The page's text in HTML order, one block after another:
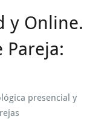
y Online.
presencial y